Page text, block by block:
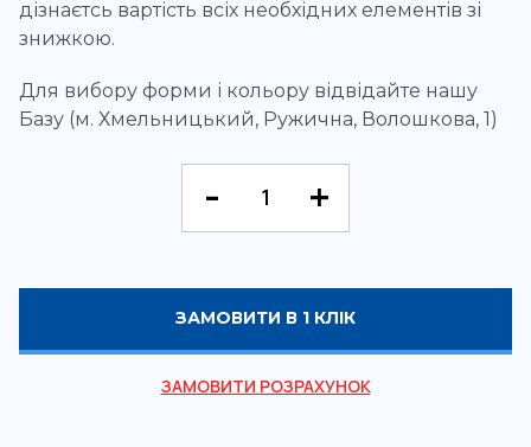
дізнаєтсь вартість всіх необхідних елементів зі
знижкою.
Для вибору форми і кольору відвідайте нашу
Базу (м. Хмельницький, Ружична, Волошкова, 1)
ЗАМОВИТИ В 1 КЛІК
ЗАМОВИТИ РОЗРАХУНОК